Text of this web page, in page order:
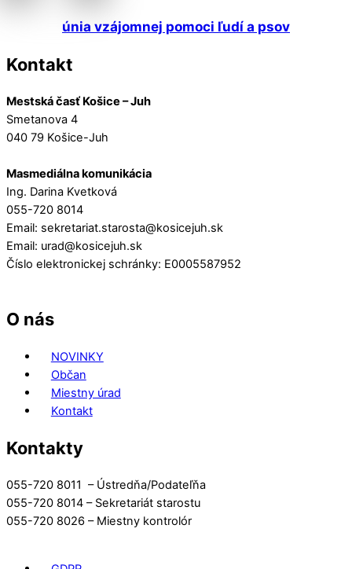
únia vzájomnej pomoci ľudí a psov
Kontakt
Mestská časť Košice – Juh
Smetanova 4
040 79 Košice-Juh
Masmediálna komunikácia
Ing. Darina Kvetková
055-720 8014
Email: sekretariat.starosta@kosicejuh.sk
Email: urad@kosicejuh.sk
Číslo elektronickej schránky: E0005587952
O nás
NOVINKY
Občan
Miestny úrad
Kontakt
Kontakty
055-720 8011 – Ústredňa/Podateľňa
055-720 8014 – Sekretariát starostu
055-720 8026 – Miestny kontrolór